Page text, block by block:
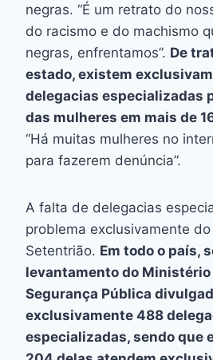
negras. “É um retrato do
do racismo e do machismo
negras, enfrentamos”. De
estado, existem
delegacias especializadas
das mulheres em mais de
“Há muitas mulheres no
para fazerem denúncia”.
A falta de delegacias
problema exclusivamente
Setentrião. Em todo o país,
levantamento do Ministério
Segurança Pública
exclusivamente 488
especializadas, sendo que